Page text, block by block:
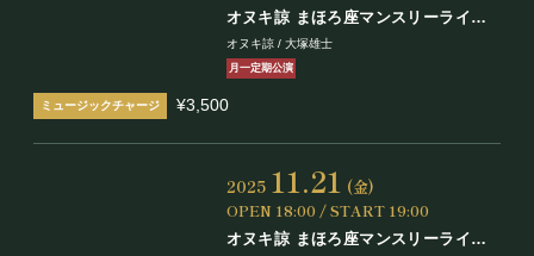
オヌキ諒 まほろ座マンスリーライブ
Vol.2
オヌキ諒 / 大塚雄士
月一定期公演
¥3,500
2025 11.21 (金)
OPEN 18:00 / START 19:00
オヌキ諒 まほろ座マンスリーライブ